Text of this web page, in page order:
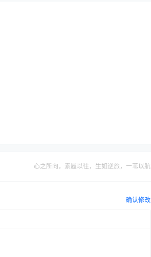
心之所向，素履以往，生如逆旅，一苇以航
确认修改